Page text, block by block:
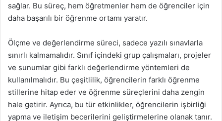
sağlar. Bu süreç, hem öğretmenler hem de öğrenciler için
daha başarılı bir öğrenme ortamı yaratır.
Ölçme ve değerlendirme süreci, sadece yazılı sınavlarla
sınırlı kalmamalıdır. Sınıf içindeki grup çalışmaları, projeler
ve sunumlar gibi farklı değerlendirme yöntemleri de
kullanılmalıdır. Bu çeşitlilik, öğrencilerin farklı öğrenme
stillerine hitap eder ve öğrenme süreçlerini daha zengin
hale getirir. Ayrıca, bu tür etkinlikler, öğrencilerin işbirliği
yapma ve iletişim becerilerini geliştirmelerine olanak tanır.